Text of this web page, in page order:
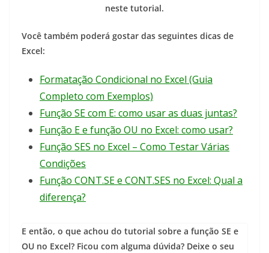
neste tutorial.
Você também poderá gostar das seguintes dicas de
Excel:
Formatação Condicional no Excel (Guia
Completo com Exemplos)
Função SE com E: como usar as duas juntas?
Função E e função OU no Excel: como usar?
Função SES no Excel – Como Testar Várias
Condições
Função CONT.SE e CONT.SES no Excel: Qual a
diferença?
E então, o que achou do tutorial sobre a função SE e
OU no Excel? Ficou com alguma dúvida? Deixe o seu